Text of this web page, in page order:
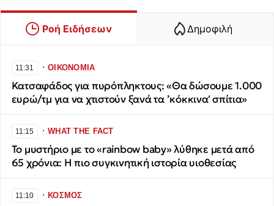
Ροή Ειδήσεων Δημοφιλή
11:31 ∙ΟΙΚΟΝΟΜΙΑ
Κατσαφάδος για πυρόπληκτους: «Θα δώσουμε 1.000
ευρώ/τμ για να χτιστούν ξανά τα ’κόκκινα' σπίτια»
11:15 ∙WHAT THE FACT
Το μυστήριο με το «rainbow baby» λύθηκε μετά από
65 χρόνια: Η πιο συγκινητική ιστορία υιοθεσίας
11:10 ∙ΚΟΣΜΟΣ